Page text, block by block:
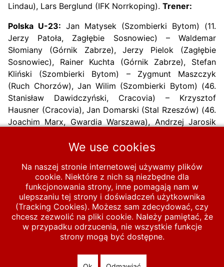
Lindau), Lars Berglund (IFK Norrkoping). Trener:
Polska U-23: Jan Matysek (Szombierki Bytom) (11.
Jerzy Patoła, Zagłębie Sosnowiec) – Waldemar
Słomiany (Górnik Zabrze), Jerzy Pielok (Zagłębie
Sosnowiec), Rainer Kuchta (Górnik Zabrze), Stefan
Kliński (Szombierki Bytom) – Zygmunt Maszczyk
(Ruch Chorzów), Jan Wilim (Szombierki Bytom) (46.
Stanisław Dawidczyński, Cracovia) – Krzysztof
Hausner (Cracovia), Jan Domarski (Stal Rzeszów) (46.
Joachim Marx, Gwardia Warszawa), Andrzej Jarosik
Wacław Pegza
Poprzednia strona: 1966-6-05 Polska U-23 – Holandia U-23 0-1
Poprzednia Następna
Następna
Start MECZE U-23 1961-1970
1966
1966-5-18 Szwecja U-23 – Polska U-23 1-2
© 2026 polska-pilka.pl|Tanie strony internetowe
We use cookies
Na naszej stronie internetowej używamy plików
cookie. Niektóre z nich są niezbędne dla
funkcjonowania strony, inne pomagają nam w
ulepszaniu tej strony i doświadczeń użytkownika
(Tracking Cookies). Możesz sam zdecydować, czy
chcesz zezwolić na pliki cookie. Należy pamiętać, że
w przypadku odrzucenia, nie wszystkie funkcje
strony mogą być dostępne.